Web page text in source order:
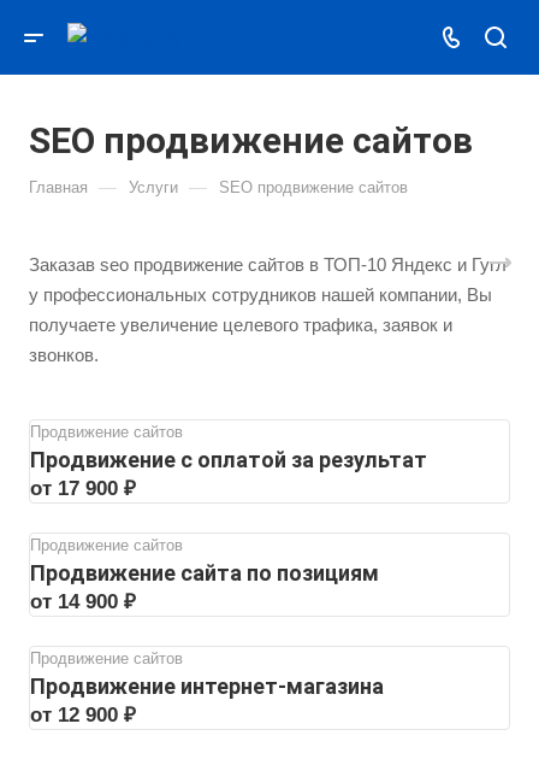
SEO продвижение сайтов
Главная — Услуги — SEO продвижение сайтов
Заказав seo продвижение сайтов в ТОП-10 Яндекс и Гугл
у профессиональных сотрудников нашей компании, Вы
получаете увеличение целевого трафика, заявок и
звонков.
Продвижение сайтов
Продвижение с оплатой за результат
от 17 900 ₽
Продвижение сайтов
Продвижение сайта по позициям
от 14 900 ₽
Продвижение сайтов
Продвижение интернет-магазина
от 12 900 ₽